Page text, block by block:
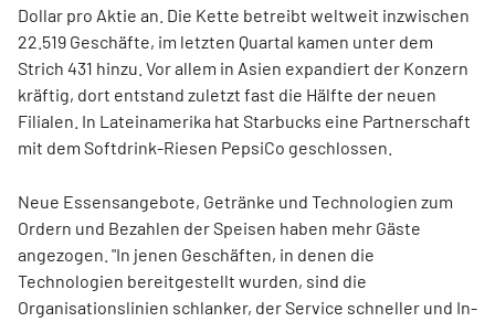
Dollar pro Aktie an. Die Kette betreibt weltweit inzwischen
22.519 Geschäfte, im letzten Quartal kamen unter dem
Strich 431 hinzu. Vor allem in Asien expandiert der Konzern
kräftig, dort entstand zuletzt fast die Hälfte der neuen
Filialen. In Lateinamerika hat Starbucks eine Partnerschaft
mit dem Softdrink-Riesen PepsiCo geschlossen.
Neue Essensangebote, Getränke und Technologien zum
Ordern und Bezahlen der Speisen haben mehr Gäste
angezogen. "In jenen Geschäften, in denen die
Technologien bereitgestellt wurden, sind die
Organisationslinien schlanker, der Service schneller und In-